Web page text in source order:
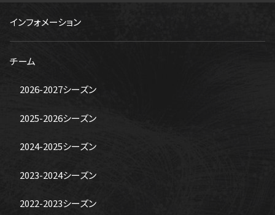
インフォメーション
チーム
2026-2027シーズン
2025-2026シーズン
2024-2025シーズン
2023-2024シーズン
2022-2023シーズン